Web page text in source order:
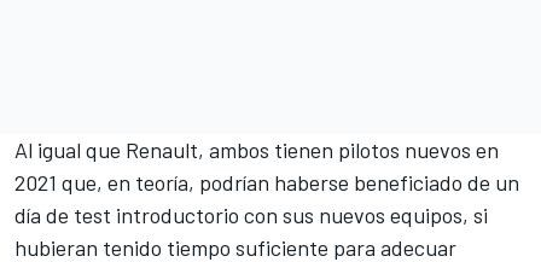
Al igual que Renault, ambos tienen pilotos nuevos en
2021 que, en teoría, podrían haberse beneficiado de un
día de test introductorio con sus nuevos equipos, si
hubieran tenido tiempo suficiente para adecuar